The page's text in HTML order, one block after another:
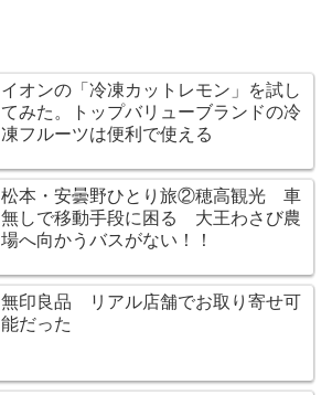
イオンの「冷凍カットレモン」を試し
てみた。トップバリューブランドの冷
凍フルーツは便利で使える
松本・安曇野ひとり旅②穂高観光 車
無しで移動手段に困る 大王わさび農
場へ向かうバスがない！！
無印良品 リアル店舗でお取り寄せ可
能だった